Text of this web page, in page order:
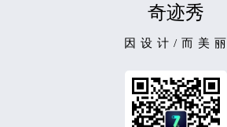
奇迹秀
因 设 计 / 而 美 丽